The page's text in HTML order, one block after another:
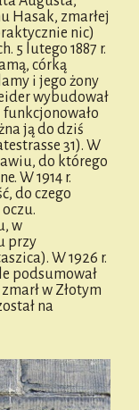
Hasak, zmarłej
nic)
5 lutego 1887 r.
córką
i jego żony
wybudował
ją do dziś
31). W
do którego
W 1914 r.
do czego
w
przy
W 1926 r.
podsumował
w Złotym
na